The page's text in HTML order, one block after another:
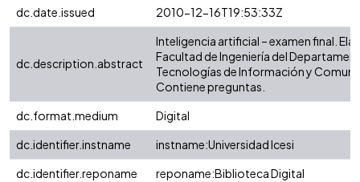
dc.date.issued
2010-12-16T19:53:33Z
dc.description.abstract
Inteligencia artificial – examen final.
Facultad de Ingeniería del
Tecnologías de Información y
Contiene preguntas.
dc.format.medium
Digital
dc.identifier.instname
instname:Universidad Icesi
dc.identifier.reponame
reponame:Biblioteca Digital